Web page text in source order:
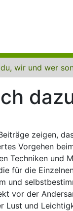
zeigen,
Vorgehen
Techniken und
für die
und
vor der
Lust und